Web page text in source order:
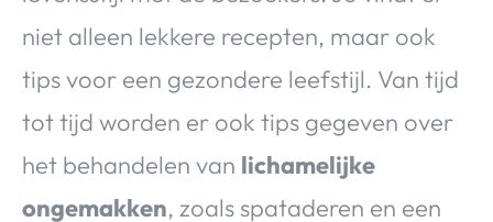
niet alleen lekkere recepten, maar ook
tips voor een gezondere leefstijl. Van tijd
tot tijd worden er ook tips gegeven over
het behandelen van lichamelijke
ongemakken, zoals spataderen en een